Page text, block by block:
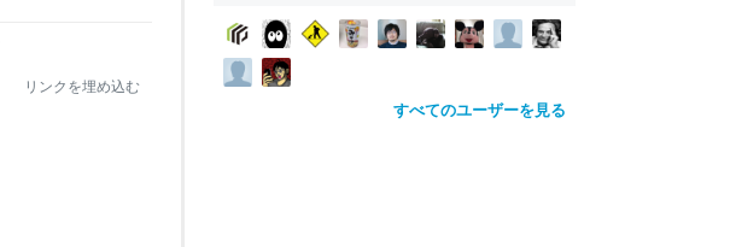
リンクを埋め込む
すべてのユーザーを見る